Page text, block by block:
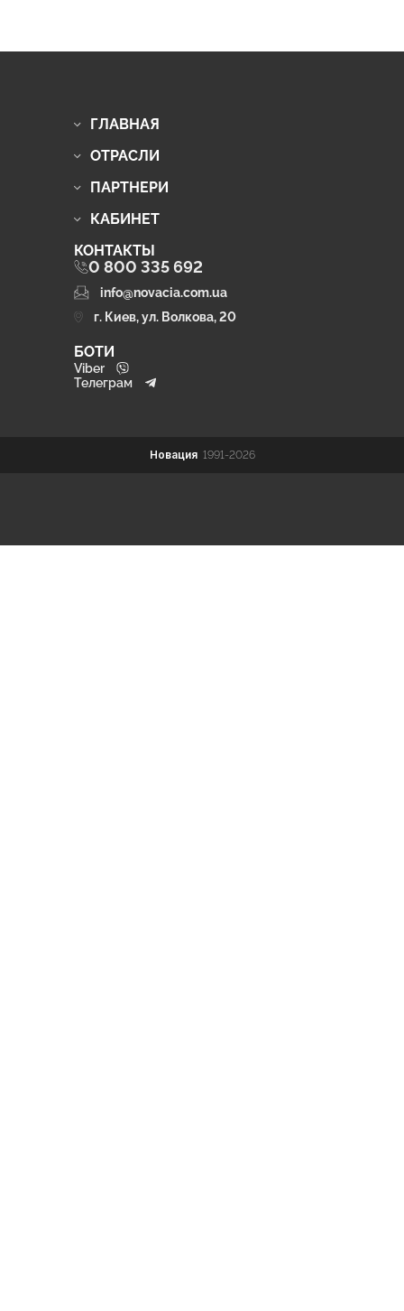
ГЛАВНАЯ
ОТРАСЛИ
ПАРТНЕРИ
КАБИНЕТ
КОНТАКТЫ
0 800 335 692
info@novacia.com.ua
г. Киев, ул. Волкова, 20
БОТИ
Viber
Телеграм
Новация 1991-2026